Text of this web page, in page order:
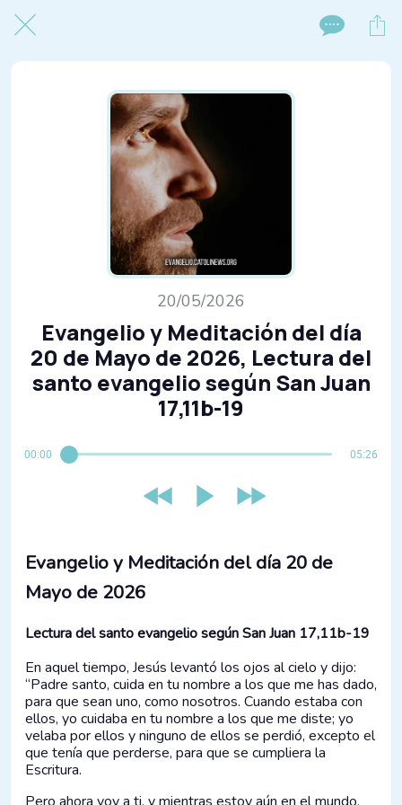
20/05/2026
Evangelio y Meditación del día
20 de Mayo de 2026, Lectura del
santo evangelio según San Juan
17,11b-19
00:00 05:26
Evangelio y Meditación del día 20 de
Mayo de 2026
Lectura del santo evangelio según San Juan 17,11b-19
En aquel tiempo, Jesús levantó los ojos al cielo y dijo:
“Padre santo, cuida en tu nombre a los que me has dado,
para que sean uno, como nosotros. Cuando estaba con
ellos, yo cuidaba en tu nombre a los que me diste; yo
velaba por ellos y ninguno de ellos se perdió, excepto el
que tenía que perderse, para que se cumpliera la
Escritura.